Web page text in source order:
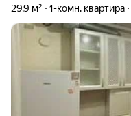
29,9 м² 1-комн. квартира